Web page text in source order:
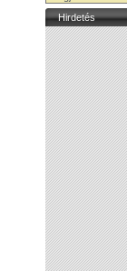
Hirdetés